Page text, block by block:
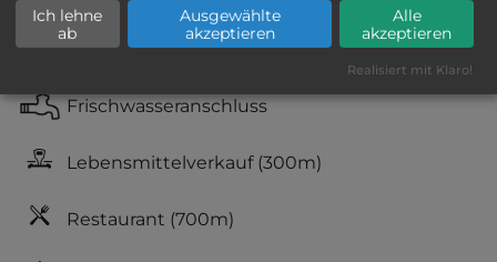
Fäkalienausguss
Frischwasseranschluss
Lebensmittelverkauf(300m)
Restaurant (700m)
Ich lehne
ab
Ausgewählte
akzeptieren
Alle
akzeptieren
Realisiert mit Klaro!